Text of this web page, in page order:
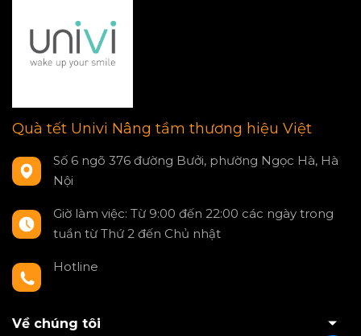
Quà tết Univi Nâng tầm thương hiệu Việt
Số 6 ngõ 376 đường Bưởi, phường Ngọc Hà, Hà
Nội
Giờ làm việc: Từ 9:00 đến 22:00 các ngày trong
tuần từ Thứ 2 đến Chủ nhật
Hotline
Về chúng tôi